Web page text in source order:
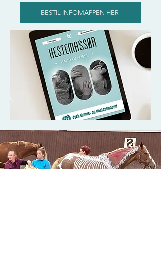
BESTIL INFOMAPPEN HER